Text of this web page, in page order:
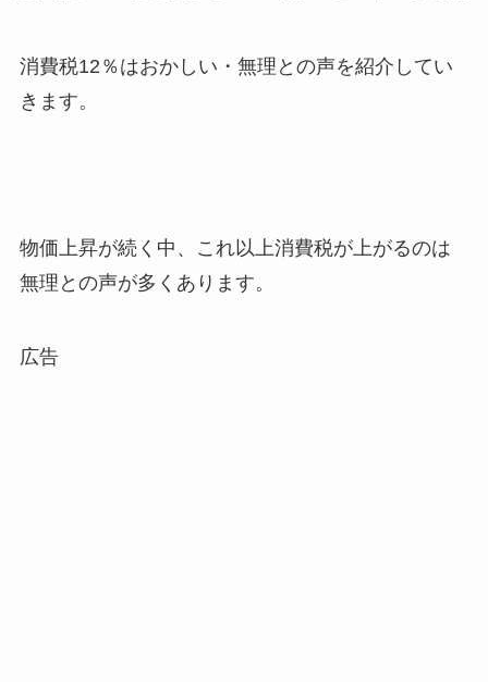
消費税12％はおかしい・無理との声を紹介してい
きます。
物価上昇が続く中、これ以上消費税が上がるのは
無理との声が多くあります。
広告